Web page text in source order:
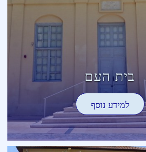
בית העם
למידע נוסף